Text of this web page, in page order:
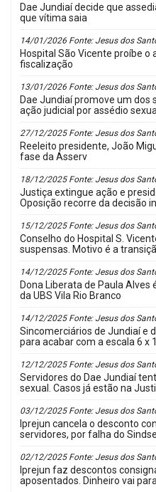
Dae Jundiaí decide que
que vítima saia
14/01/2026 Fonte: Jesus dos
Hospital São Vicente proíbe o
fiscalização
13/01/2026 Fonte: Jesus dos
Dae Jundiaí promove um dos
ação judicial por assédio
27/12/2025 Fonte: Jesus dos
Reeleito presidente, João
fase da Asserv
18/12/2025 Fonte: Jesus dos
Justiça extingue ação e
Oposição recorre da decisão
15/12/2025 Fonte: Jesus dos
Conselho do Hospital S.
suspensas. Motivo é a
14/12/2025 Fonte: Jesus dos
Dona Liberata de Paula
da UBS Vila Rio Branco
14/12/2025 Fonte: Jesus dos
Sincomerciários de Jundiaí e
para acabar com a escala 6 x 1
12/12/2025 Fonte: Jesus dos
Servidores do Dae Jundiaí
sexual. Casos já estão na
03/12/2025 Fonte: Jesus dos
Iprejun cancela o desconto
servidores, por falha do
02/12/2025 Fonte: Jesus dos
Iprejun faz descontos
aposentados. Dinheiro vai